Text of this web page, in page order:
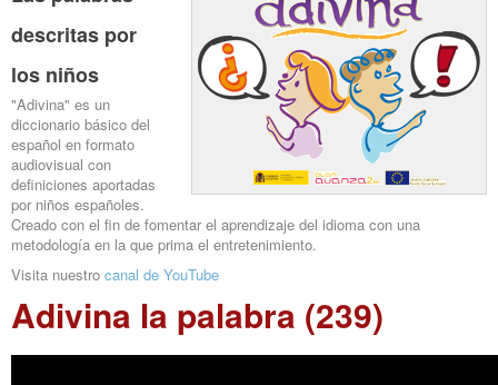
descritas por
los niños
"Adivina" es un
diccionario básico del
español en formato
audiovisual con
definiciones aportadas
por niños españoles.
Creado con el fin de fomentar el aprendizaje del idioma con una
metodología en la que prima el entretenimiento.
Visita nuestro canal de YouTube
Adivina la palabra (239)